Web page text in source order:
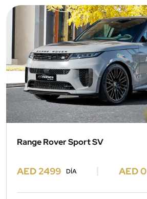
Range Rover Sport SV
AED 2499 DÍA AED 0